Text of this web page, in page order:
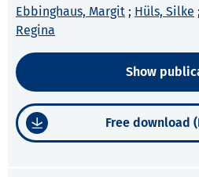
Ebbinghaus, Margit ; Hüls, Silke ;
Regina
Show
Free download